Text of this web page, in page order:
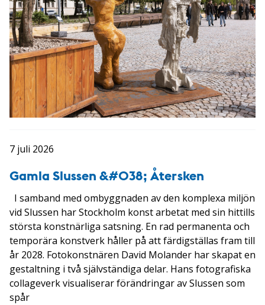
7 juli 2026
Gamla Slussen &#038; Återsken
I samband med ombyggnaden av den komplexa miljön
vid Slussen har Stockholm konst arbetat med sin hittills
största konstnärliga satsning. En rad permanenta och
temporära konstverk håller på att färdigställas fram till
år 2028. Fotokonstnären David Molander har skapat en
gestaltning i två självständiga delar. Hans fotografiska
collageverk visualiserar förändringar av Slussen som
spår